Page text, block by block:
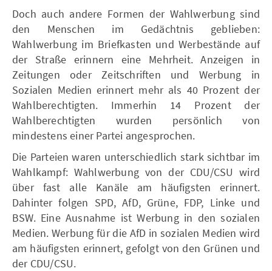
Doch auch andere Formen der Wahlwerbung sind
den Menschen im Gedächtnis geblieben:
Wahlwerbung im Briefkasten und Werbestände auf
der Straße erinnern eine Mehrheit. Anzeigen in
Zeitungen oder Zeitschriften und Werbung in
Sozialen Medien erinnert mehr als 40 Prozent der
Wahlberechtigten. Immerhin 14 Prozent der
Wahlberechtigten wurden persönlich von
mindestens einer Partei angesprochen.
Die Parteien waren unterschiedlich stark sichtbar im
Wahlkampf: Wahlwerbung von der CDU/CSU wird
über fast alle Kanäle am häufigsten erinnert.
Dahinter folgen SPD, AfD, Grüne, FDP, Linke und
BSW. Eine Ausnahme ist Werbung in den sozialen
Medien. Werbung für die AfD in sozialen Medien wird
am häufigsten erinnert, gefolgt von den Grünen und
der CDU/CSU.